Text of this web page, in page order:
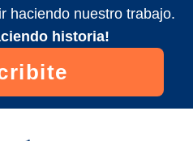
haciendo nuestro trabajo.
historia!